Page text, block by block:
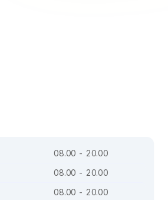
08.00 - 20.00
08.00 - 20.00
08.00 - 20.00